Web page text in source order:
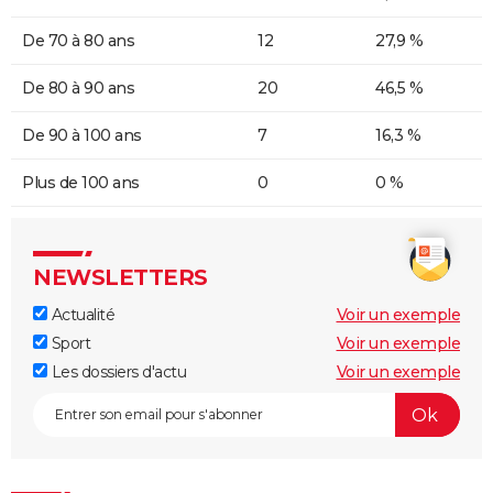
De 70 à 80 ans 12 27,9 %
De 80 à 90 ans 20 46,5 %
De 90 à 100 ans 7 16,3 %
Plus de 100 ans 0 0 %
NEWSLETTERS
Actualité
Voir un exemple
Sport
Voir un exemple
Les dossiers d'actu
Voir un exemple